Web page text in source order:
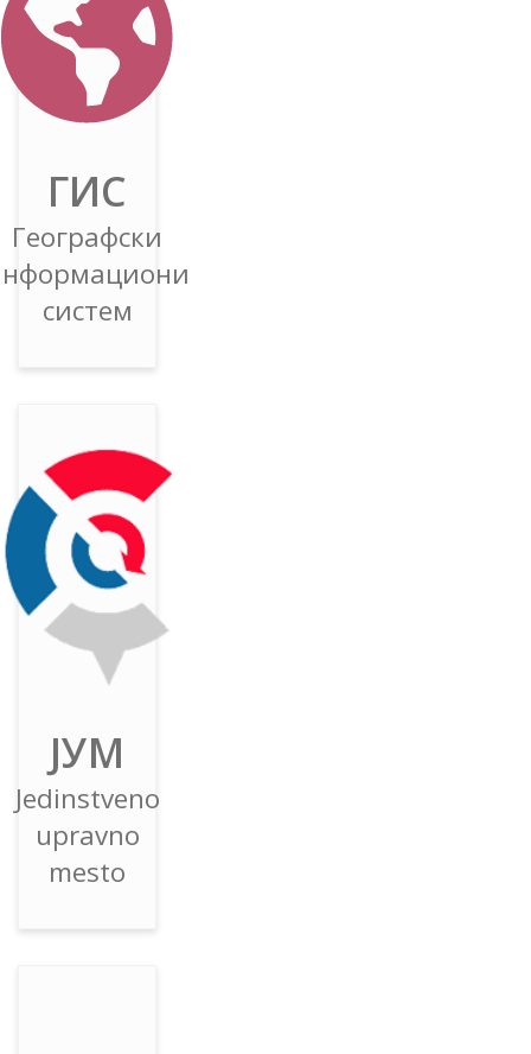
ГИС
Географски
систем
ЈУМ
Jedinstveno
upravno
mesto